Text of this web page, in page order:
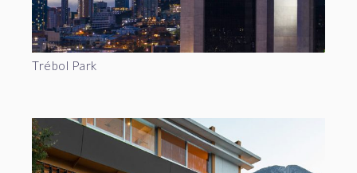
Trébol Park